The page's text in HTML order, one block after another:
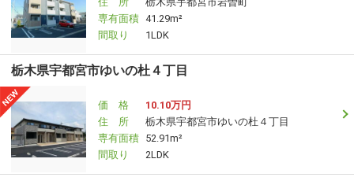
専有面積 41.29m²
間取り
1LDK
栃木県宇都宮市ゆいの杜４丁目
価 格
10.10万円
住 所
栃木県宇都宮市ゆいの杜４丁目
専有面積 52.91m²
間取り
2LDK